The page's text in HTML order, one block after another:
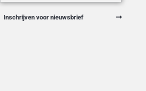
Inschrijven voor nieuwsbrief